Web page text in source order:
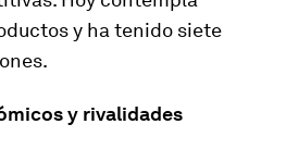
y ha tenido siete
y rivalidades